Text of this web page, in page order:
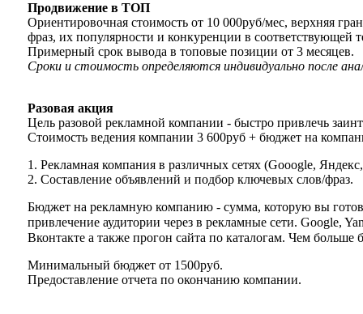
Продвижение в ТОП
Ориентировочная стоимость от 10 000руб/мес, верхняя
фраз, их популярности и конкуренции в соответствующей
Примерный срок вывода в топовые позиции от 3 месяцев.
Сроки и стоимость определяются индивидуально после
Разовая акция
Цель разовой рекламной компании - быстро привлечь
Стоимость ведения компании 3 600руб + бюджет на
1. Рекламная компания в различных сетях (Gooogle,
2. Составление объявлений и подбор ключевых слов/фраз.
Бюджет на рекламную компанию - сумма, которую вы
привлечение аудитории через в рекламные сети. Google,
Вконтакте а также прогон сайта по каталогам. Чем больше
Минимальный бюджет от 1500руб.
Предоставление отчета по окончанию компании.